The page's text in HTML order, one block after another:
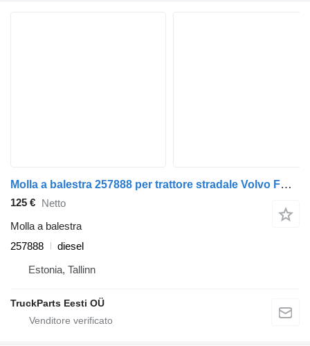
Molla a balestra 257888 per trattore stradale Volvo FH12, FH16, NH12, FH, VNL780 (1993-2014)
125 € Netto
Molla a balestra
257888
diesel
Estonia, Tallinn
TruckParts Eesti OÜ